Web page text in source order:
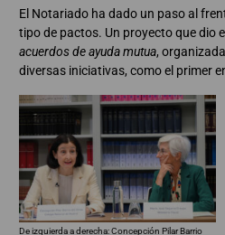
El Notariado ha dado un paso al
tipo de pactos. Un proyecto que dio
acuerdos de ayuda mutua,
diversas iniciativas, como el primer
De izquierda a derecha: Concepción Pilar Barrio